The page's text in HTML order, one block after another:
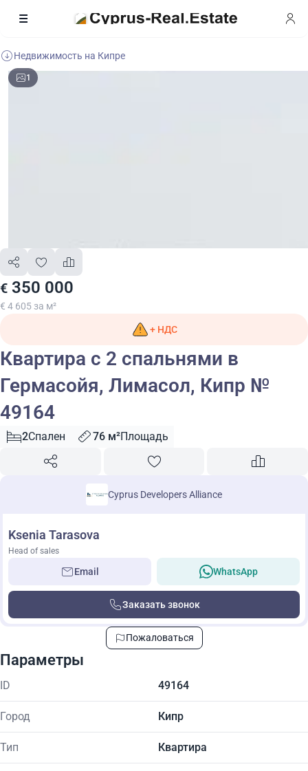
Недвижимость на Кипре
1
€ 350 000
€ 4 605 за м²
+ НДС
Квартира с 2 спальнями в
Гермасойя, Лимасол, Кипр №
49164
2Спален 76 м²Площадь
Cyprus Developers Alliance
Ksenia Tarasova
Head of sales
Email WhatsApp
Заказать звонок
Пожаловаться
Параметры
ID 49164
Город Кипр
Тип Квартира